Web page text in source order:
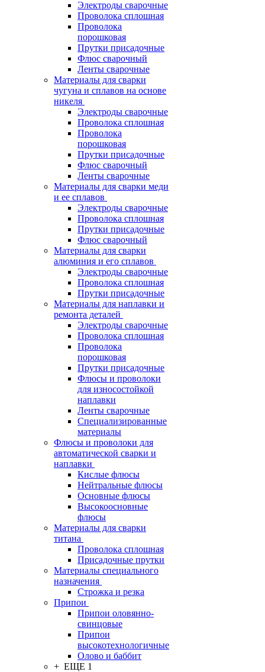
Электроды сварочные
Проволока сплошная
Проволока
порошковая
Прутки присадочные
Флюс сварочный
Ленты сварочные
Материалы для сварки
чугуна и сплавов на основе
никеля
Электроды сварочные
Проволока сплошная
Проволока
порошковая
Прутки присадочные
Флюс сварочный
Ленты сварочные
Материалы для сварки меди
и ее сплавов
Электроды сварочные
Проволока сплошная
Прутки присадочные
Флюс сварочный
Материалы для сварки
алюминия и его сплавов
Электроды сварочные
Проволока сплошная
Прутки присадочные
Материалы для наплавки и
ремонта деталей
Электроды сварочные
Проволока сплошная
Проволока
порошковая
Прутки присадочные
Флюсы и проволоки
для износостойкой
наплавки
Ленты сварочные
Специализированные
материалы
Флюсы и проволоки для
автоматической сварки и
наплавки
Кислые флюсы
Нейтральные флюсы
Основные флюсы
Высокоосновные
флюсы
Материалы для сварки
титана
Проволока сплошная
Присадочные прутки
Материалы специального
назначения
Строжка и резка
Припои
Припои оловянно-
свинцовые
Припои
высокотехнологичные
Олово и баббит
+ ЕЩЕ 1